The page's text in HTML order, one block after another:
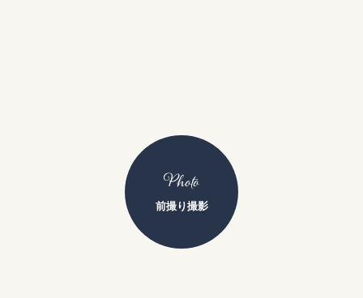
Photo
前撮り撮影